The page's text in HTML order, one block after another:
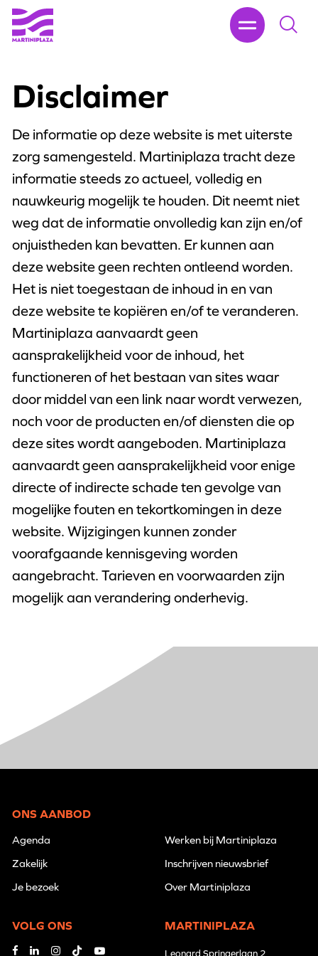
Disclaimer
De informatie op deze website is met uiterste
zorg samengesteld. Martiniplaza tracht deze
informatie steeds zo actueel, volledig en
nauwkeurig mogelijk te houden. Dit neemt niet
weg dat de informatie onvolledig kan zijn en/of
onjuistheden kan bevatten. Er kunnen aan
deze website geen rechten ontleend worden.
Het is niet toegestaan de inhoud in en van
deze website te kopiëren en/of te veranderen.
Martiniplaza aanvaardt geen
aansprakelijkheid voor de inhoud, het
functioneren of het bestaan van sites waar
door middel van een link naar wordt verwezen,
noch voor de producten en/of diensten die op
deze sites wordt aangeboden. Martiniplaza
aanvaardt geen aansprakelijkheid voor enige
directe of indirecte schade ten gevolge van
mogelijke fouten en tekortkomingen in deze
website. Wijzigingen kunnen zonder
voorafgaande kennisgeving worden
aangebracht. Tarieven en voorwaarden zijn
mogelijk aan verandering onderhevig.
ONS AANBOD
Agenda
Zakelijk
Je bezoek
Werken bij Martiniplaza
Inschrijven nieuwsbrief
Over Martiniplaza
VOLG ONS MARTINIPLAZA
Leonard Springerlaan 2